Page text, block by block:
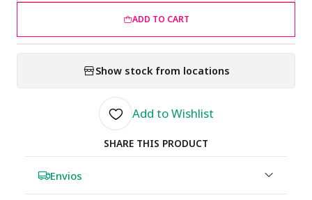
ADD TO CART
Show stock from locations
Add to Wishlist
SHARE THIS PRODUCT
Envios